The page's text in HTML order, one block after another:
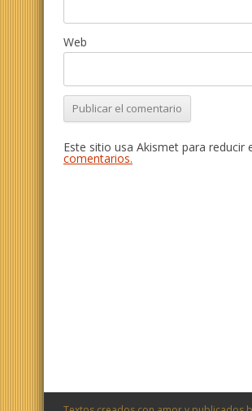
Web
Este sitio usa Akismet para reducir
comentarios.